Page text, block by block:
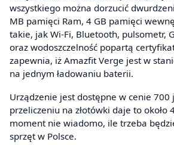
wszystkiego można dorzucić
MB pamięci Ram, 4 GB pamięci
takie, jak Wi-Fi, Bluetooth, pulsometr,
oraz wodoszczelność popartą
zapewnia, iż Amazfit Verge jest w
na jednym ładowaniu baterii.
Urządzenie jest dostępne w cenie 700
przeliczeniu na złotówki daje to około
moment nie wiadomo, ile trzeba
sprzęt w Polsce.